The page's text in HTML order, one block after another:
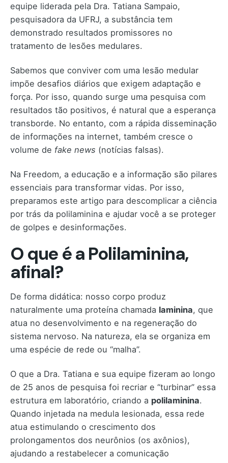
equipe liderada pela Dra. Tatiana Sampaio,
pesquisadora da UFRJ, a substância tem
demonstrado resultados promissores no
tratamento de lesões medulares.
Sabemos que conviver com uma lesão medular
impõe desafios diários que exigem adaptação e
força. Por isso, quando surge uma pesquisa com
resultados tão positivos, é natural que a esperança
transborde. No entanto, com a rápida disseminação
de informações na internet, também cresce o
volume de fake news (notícias falsas).
Na Freedom, a educação e a informação são pilares
essenciais para transformar vidas. Por isso,
preparamos este artigo para descomplicar a ciência
por trás da polilaminina e ajudar você a se proteger
de golpes e desinformações.
O que é a Polilaminina,
afinal?
De forma didática: nosso corpo produz
naturalmente uma proteína chamada laminina, que
atua no desenvolvimento e na regeneração do
sistema nervoso. Na natureza, ela se organiza em
uma espécie de rede ou “malha”.
O que a Dra. Tatiana e sua equipe fizeram ao longo
de 25 anos de pesquisa foi recriar e “turbinar” essa
estrutura em laboratório, criando a polilaminina.
Quando injetada na medula lesionada, essa rede
atua estimulando o crescimento dos
prolongamentos dos neurônios (os axônios),
ajudando a restabelecer a comunicação